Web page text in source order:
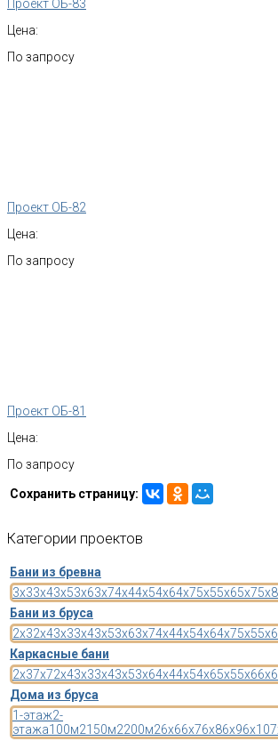
Проект ОБ-83
Цена:
По запросу
Проект ОБ-82
Цена:
По запросу
Проект ОБ-81
Цена:
По запросу
Сохранить страницу:
Категории проектов
Бани из бревна
3x33x43x53x63x74x44x54x64x75x55x65x75x8
Бани из бруса
2x32x43x33x43x53x63x74x44x54x64x75x55x6
Каркасные бани
2x37x72x43x33x43x53x64x44x54x65x55x66x6
Дома из бруса
1-этаж2-
этажа100м2150м2200м26x66x76x86x96x10